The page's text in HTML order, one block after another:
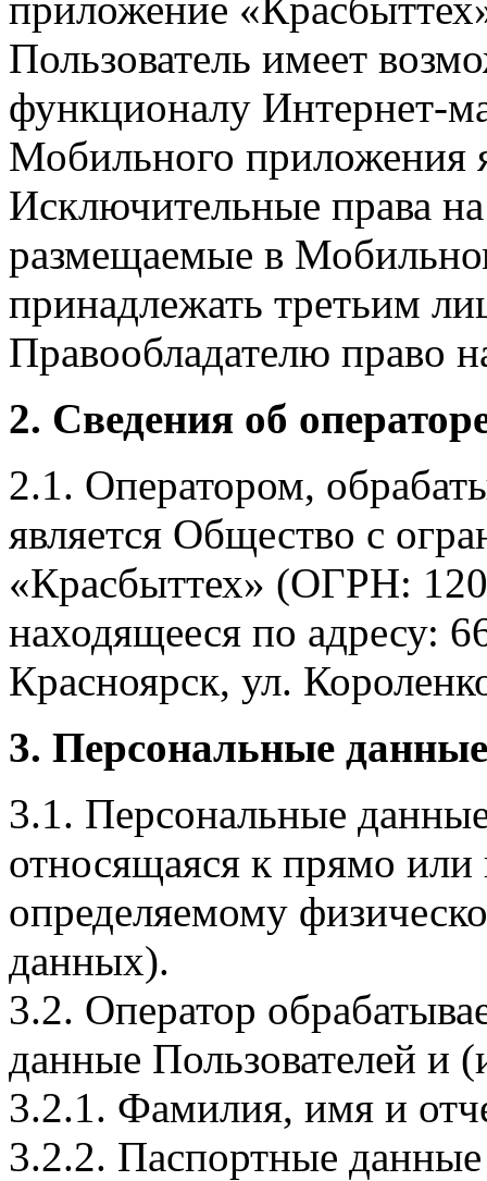
Пользователь имеет
функционалу Интернет-
Мобильного приложения
Исключительные права
размещаемые в
принадлежать третьим
Правообладателю право
2. Сведения об
2.1. Оператором,
является Общество с
«Красбыттех» (ОГРН:
находящееся по адресу:
Красноярск, ул.
3. Персональные
3.1. Персональные
относящаяся к прямо
определяемому
данных).
3.2. Оператор
данные Пользователей и
3.2.1. Фамилия, имя и
3.2.2. Паспортные